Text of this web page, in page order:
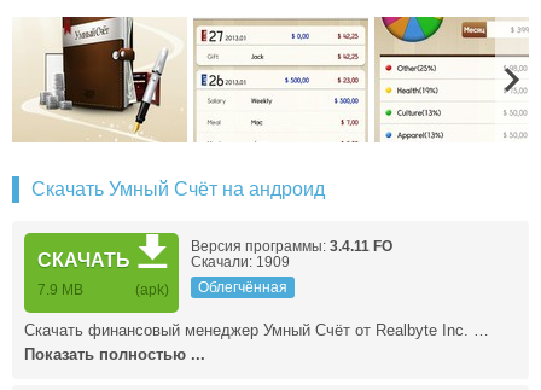
Скачать Умный Счёт на андроид
СКАЧАТЬ
7.9 MB (apk)
Версия программы: 3.4.11 FO
Скачали: 1909
Облегчённая
Скачать финансовый менеджер Умный Счёт от Realbyte Inc. …
Показать полностью ...